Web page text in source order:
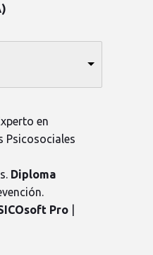
en
Psicosociales
Diploma
Pro